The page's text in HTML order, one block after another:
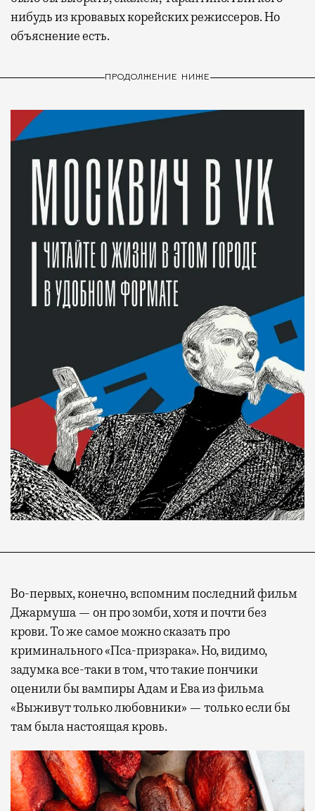
нибудь из кровавых корейских режиссеров. Но
объяснение есть.
ПРОДОЛЖЕНИЕ НИЖЕ
Во-первых, конечно, вспомним последний фильм
Джармуша — он про зомби, хотя и почти без
крови. То же самое можно сказать про
криминального «Пса-призрака». Но, видимо,
задумка все-таки в том, что такие пончики
оценили бы вампиры Адам и Ева из фильма
«Выживут только любовники» — только если бы
там была настоящая кровь.